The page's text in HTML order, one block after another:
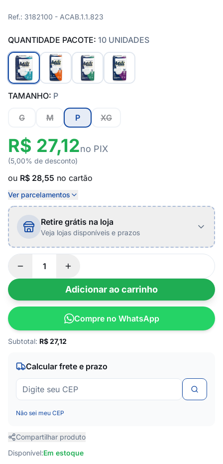
Ref.: 3182100 - ACAB.1.1.823
QUANTIDADE PACOTE: 10 UNIDADES
TAMANHO: P
G M P XG
R$ 27,12no PIX
(5,00% de desconto)
ou R$ 28,55 no cartão
Ver parcelamentos
Retire grátis na loja
Veja lojas disponíveis e prazos
Adicionar ao carrinho
Compre no WhatsApp
Subtotal: R$27,12
Calcular frete e prazo
Não sei meu CEP
Compartilhar produto
Disponível:Em estoque